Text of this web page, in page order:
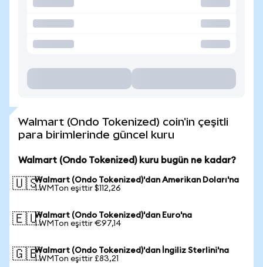
Walmart (Ondo Tokenized) coin'in çeşitli
para birimlerinde güncel kuru
Walmart (Ondo Tokenized) kuru bugün ne kadar?
🇺🇸Walmart (Ondo Tokenized)'dan Amerikan Doları'na
1 WMTon eşittir $112,26
🇪🇺Walmart (Ondo Tokenized)'dan Euro'na
1 WMTon eşittir €97,14
🇬🇧Walmart (Ondo Tokenized)'dan İngiliz Sterlini'na
1 WMTon eşittir £83,21